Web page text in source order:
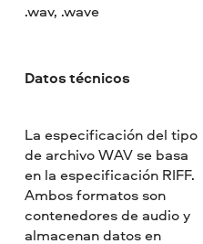
.wav, .wave
Datos técnicos
La especificación del tipo
de archivo WAV se basa
en la especificación RIFF.
Ambos formatos son
contenedores de audio y
almacenan datos en